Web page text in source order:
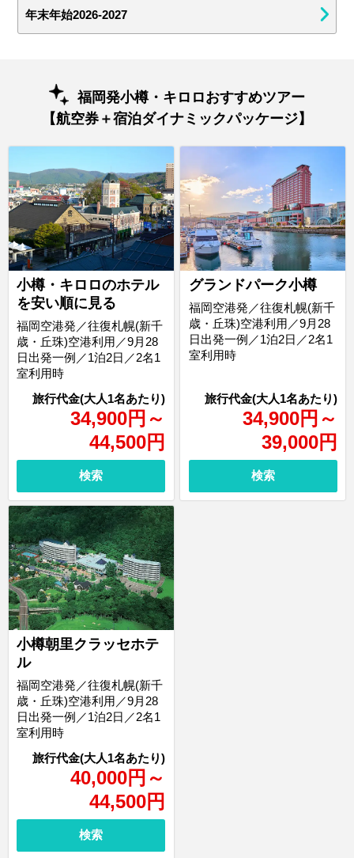
年末年始2026-2027
福岡発小樽・キロロおすすめツアー
【航空券＋宿泊ダイナミックパッケージ】
小樽・キロロのホテル
を安い順に見る
34,900円 ～
44,500円
福岡空港発／往復札幌(新千
歳・丘珠)空港利用／9月28
日出発一例／1泊2日／2名1
室利用時
検索
グランドパーク小樽
34,900円 ～
39,000円
福岡空港発／往復札幌(新千
歳・丘珠)空港利用／9月28
日出発一例／1泊2日／2名1
室利用時
検索
小樽朝里クラッセホテ
ル
40,000円 ～
44,500円
福岡空港発／往復札幌(新千
歳・丘珠)空港利用／9月28
日出発一例／1泊2日／2名1
室利用時
検索